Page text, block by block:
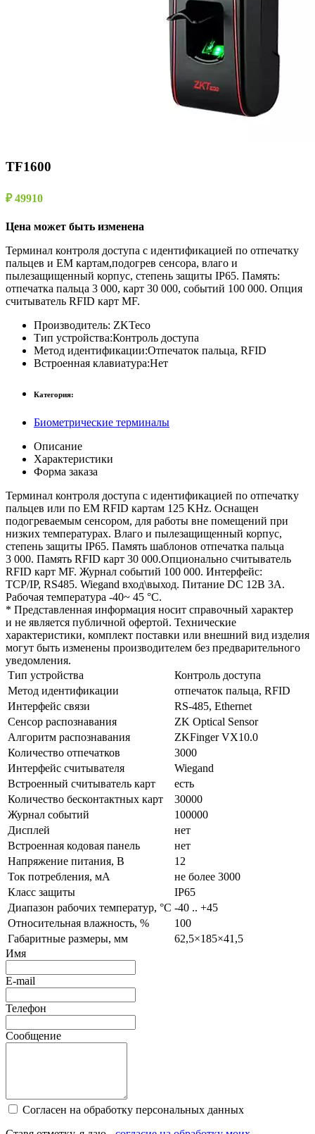
TF1600
₽ 49910
Цена может быть изменена
Терминал контроля доступа с идентификацией по отпечатку
пальцев и EM картам,подогрев сенсора, влаго и
пылезащищенный корпус, степень защиты IP65. Память:
отпечатка пальца 3 000, карт 30 000, событий 100 000. Опция
считыватель RFID карт MF.
Производитель: ZKTeco
Тип устройства:Контроль доступа
Метод идентификации:Отпечаток пальца, RFID
Встроенная клавиатура:Нет
Категория:
Биометрические терминалы
Описание
Характеристики
Форма заказа
Терминал контроля доступа с идентификацией по отпечатку
пальцев или по EM RFID картам 125 KHz. Оснащен
подогреваемым сенсором, для работы вне помещений при
низких температурах. Влаго и пылезащищенный корпус,
степень защиты IP65. Память шаблонов отпечатка пальца
3 000. Память RFID карт 30 000.Опционально считыватель
RFID карт MF. Журнал событий 100 000. Интерфейс:
TCP/IP, RS485. Wiegand вход\выход. Питание DC 12В 3A.
Рабочая температура -40~ 45 °C.
* Представленная информация носит справочный характер
и не является публичной офертой. Технические
характеристики, комплект поставки или внешний вид изделия
могут быть изменены производителем без предварительного
уведомления.
Тип устройства
Контроль доступа
Метод идентификации
отпечаток пальца, RFID
Интерфейс связи
RS-485, Ethernet
Сенсор распознавания
ZK Optical Sensor
Алгоритм распознавания
ZKFinger VX10.0
Количество отпечатков
3000
Интерфейс считывателя
Wiegand
Встроенный считыватель карт
есть
Количество бесконтактных карт
30000
Журнал событий
100000
Дисплей
нет
Встроенная кодовая панель
нет
Напряжение питания, В
12
Ток потребления, мА
не более 3000
Класс защиты
IP65
Диапазон рабочих температур, °C -40 .. +45
Относительная влажность, %
100
Габаритные размеры, мм
62,5×185×41,5
Имя
E-mail
Телефон
Сообщение
Согласен на обработку персональных данных